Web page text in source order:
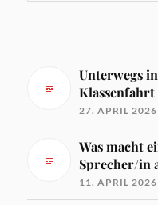
Unterwegs
27. APRIL 2026
Was macht
Sprecher/in
11. APRIL 2026